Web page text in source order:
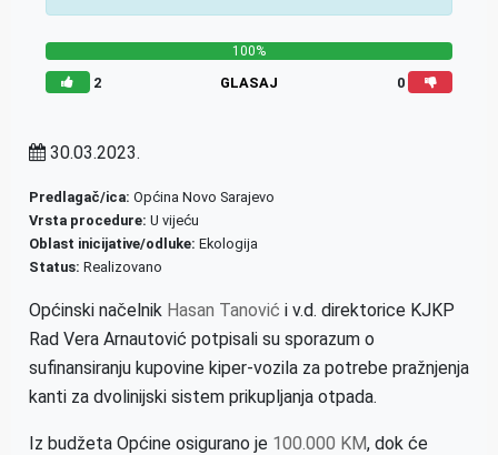
100%
2 GLASAJ 0
30.03.2023.
Predlagač/ica: Općina Novo Sarajevo
Vrsta procedure: U vijeću
Oblast inicijative/odluke: Ekologija
Status: Realizovano
Općinski načelnik Hasan Tanović i v.d. direktorice KJKP
Rad Vera Arnautović potpisali su sporazum o
sufinansiranju kupovine kiper-vozila za potrebe pražnjenja
kanti za dvolinijski sistem prikupljanja otpada.
Iz budžeta Općine osigurano je 100.000 KM, dok će